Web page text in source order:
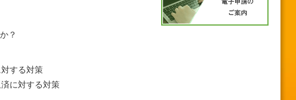
？
する対策
に対する対策